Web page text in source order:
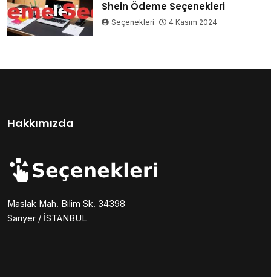
Shein Ödeme Seçenekleri
Seçenekleri 4 Kasım 2024
Hakkımızda
Maslak Mah. Bilim Sk. 34398
Sarıyer / İSTANBUL